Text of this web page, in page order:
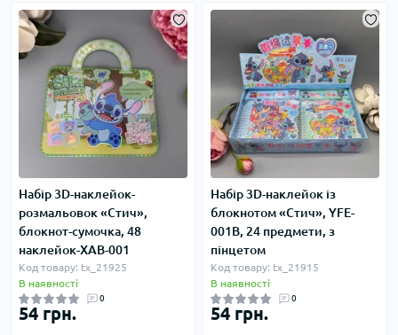
Набір 3D-наклейок-
розмальовок «Стич»,
блокнот-сумочка, 48
наклейок-XAB-001
Код товару: tx_21925
В наявності
0
54 грн.
Набір 3D-наклейок із
блокнотом «Стич», YFE-
001B, 24 предмети, з
пінцетом
Код товару: tx_21915
В наявності
0
54 грн.